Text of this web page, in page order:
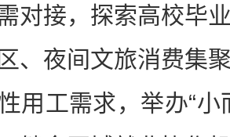
对接，探索高校毕
、夜间文旅消费集
用工需求，举办“小